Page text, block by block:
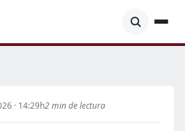
· 14:29h2 min de lectura